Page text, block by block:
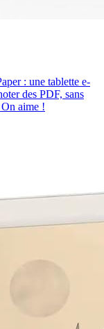
: une tablette e-
des PDF, sans
aime !